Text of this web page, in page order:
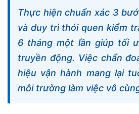
Thực hiện chuẩn xác 3
và duy trì thói quen kiểm
6 tháng một lần giúp tối
truyền động. Việc chẩn
hiệu vận hành mang lại
môi trường làm việc vô